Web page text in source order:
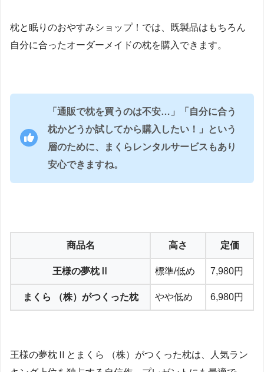
枕と眠りのおやすみショップ！では、既製品はもちろん
自分に合ったオーダーメイドの枕を購入できます。
「通販で枕を買うのは不安…」「自分に合う
枕かどうか試してから購入したい！」という
層のために、まくらレンタルサービスもあり
安心できますね。
商品名 高さ 定価
王様の夢枕Ⅱ 標準/低め 7,980円
まくら （株）がつくった枕 やや低め 6,980円
王様の夢枕Ⅱとまくら （株）がつくった枕は、人気ラン